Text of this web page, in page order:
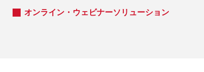
オンライン・ウェビナーソリューション